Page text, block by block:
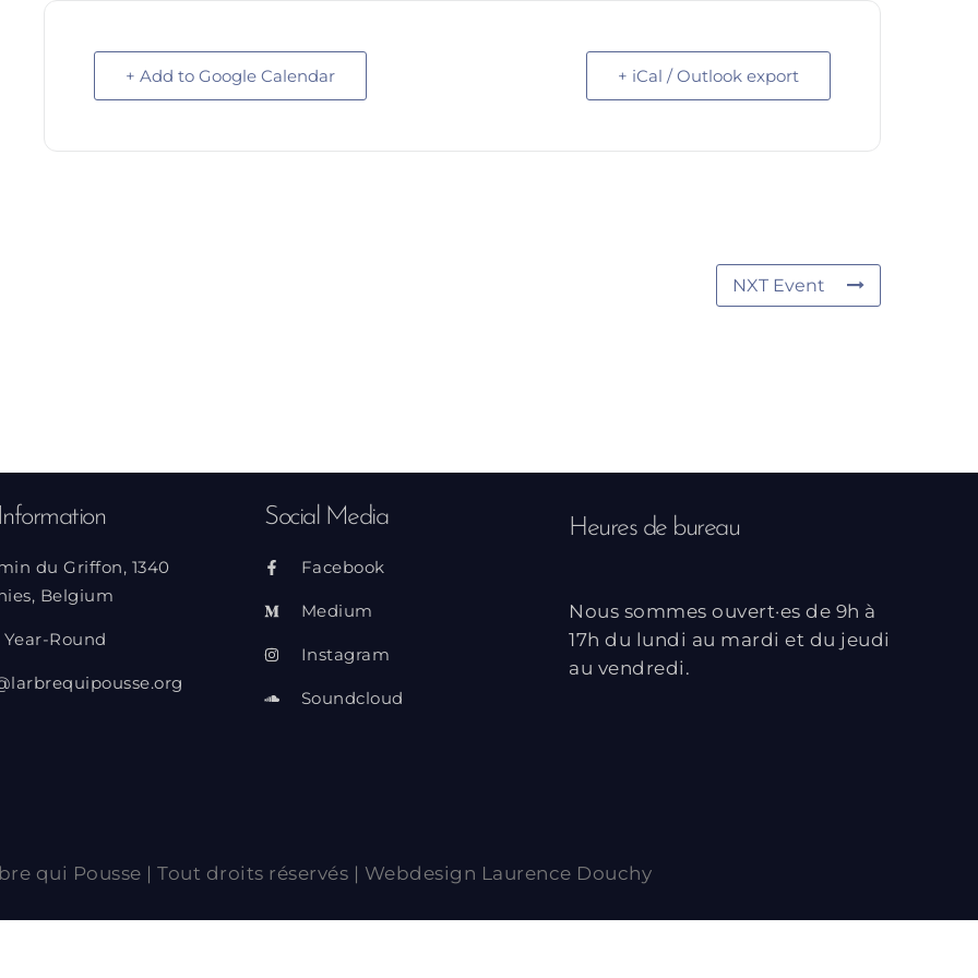
+ Add to Google Calendar + iCal / Outlook export
NXT Event
du Griffon, 1340
Belgium
Round
Social Media
Facebook
Medium
Instagram
Soundcloud
Heures de bureau
Nous sommes ouvert·es de 9h à
17h du lundi au mardi et du jeudi
au vendredi.
qui Pousse | Tout droits réservés | Webdesign Laurence Douchy